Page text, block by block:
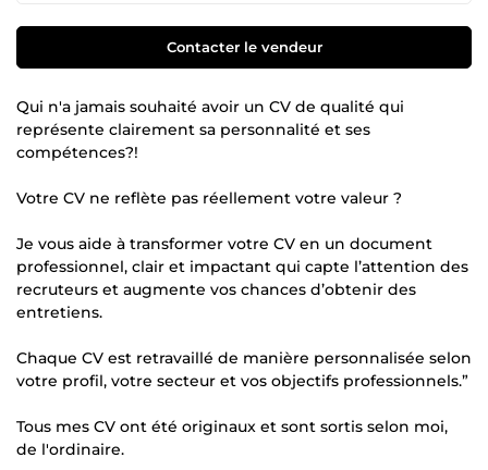
Contacter le vendeur
Qui n'a jamais souhaité avoir un CV de qualité qui
représente clairement sa personnalité et ses
compétences?!
Votre CV ne reflète pas réellement votre valeur ?
Je vous aide à transformer votre CV en un document
professionnel, clair et impactant qui capte l’attention des
recruteurs et augmente vos chances d’obtenir des
entretiens.
Chaque CV est retravaillé de manière personnalisée selon
votre profil, votre secteur et vos objectifs professionnels.”
Tous mes CV ont été originaux et sont sortis selon moi,
de l'ordinaire.